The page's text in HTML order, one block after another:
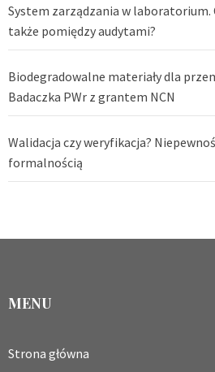
System zarządzania w laboratorium.
także pomiędzy audytami?
Biodegradowalne materiały dla
Badaczka PWr z grantem NCN
Walidacja czy weryfikacja?
formalnością
MENU
Strona główna